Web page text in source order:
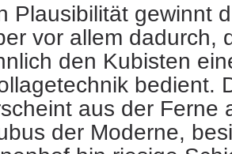
Plausibilität gewinnt
vor allem dadurch,
den Kubisten
bedient.
aus der Ferne
der Moderne,